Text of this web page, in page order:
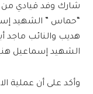
شارك وفد قيادي من
“حماس ” الشهيد
هديب والنائب ماجد
الشهيد إسماعيل
وأكد على أن عملية